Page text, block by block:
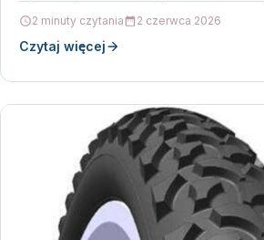
2 minuty czytania 2 czerwca 2026
Czytaj więcej